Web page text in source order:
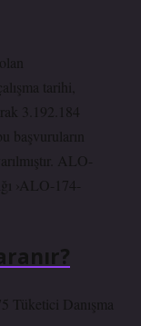
tarihi,
3.192.184
başvuruların
ALO-
›ALO-174-
Tüketici Danışma